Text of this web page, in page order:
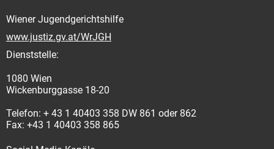
Wiener Jugendgerichtshilfe
www.justiz.gv.at/WrJGH
Dienststelle:
1080 Wien
Wickenburggasse 18-20
Telefon: + 43 1 40403 358 DW 861 oder 862
Fax: +43 1 40403 358 865